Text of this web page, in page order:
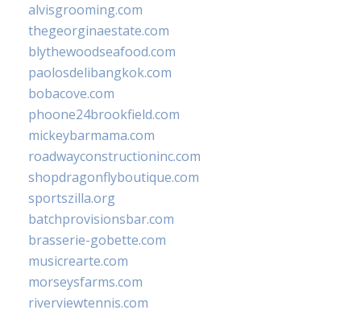
alvisgrooming.com
thegeorginaestate.com
blythewoodseafood.com
paolosdelibangkok.com
bobacove.com
phoone24brookfield.com
mickeybarmama.com
roadwayconstructioninc.com
shopdragonflyboutique.com
sportszilla.org
batchprovisionsbar.com
brasserie-gobette.com
musicrearte.com
morseysfarms.com
riverviewtennis.com